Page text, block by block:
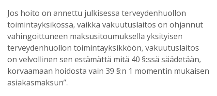
Jos hoito on annettu julkisessa terveydenhuollon
toimintayksikössä, vaikka vakuutuslaitos on ohjannut
vahingoittuneen maksusitoumuksella yksityisen
terveydenhuollon toimintayksikköön, vakuutuslaitos
on velvollinen sen estämättä mitä 40 §:ssä säädetään,
korvaamaan hoidosta vain 39 §:n 1 momentin mukaisen
asiakasmaksun”.